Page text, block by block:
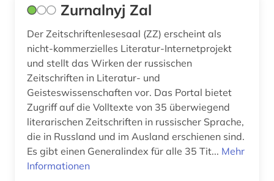
kassel (1)
kaste (1)
katalog (4)
kinder (1)
kinder- und hausmärchen (1)
kinderbuch (2)
Zurnalnyj Zal
Der Zeitschriftenlesesaal (ZZ) erscheint als
nicht-kommerzielles Literatur-Internetprojekt
und stellt das Wirken der russischen
Zeitschriften in Literatur- und
Geisteswissenschaften vor. Das Portal bietet
Zugriff auf die Volltexte von 35 überwiegend
literarischen Zeitschriften in russischer Sprache,
die in Russland und im Ausland erschienen sind.
Es gibt einen Generalindex für alle 35 Tit... Mehr
Informationen